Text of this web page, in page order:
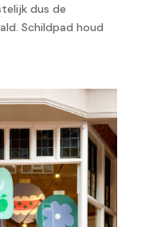
dus de
Schildpad houd